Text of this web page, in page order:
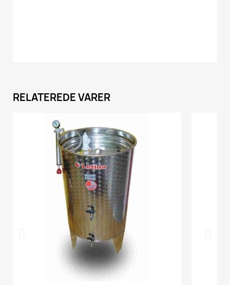
RELATEREDE VARER